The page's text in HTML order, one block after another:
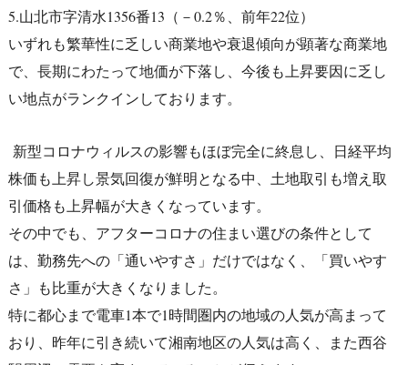
5.山北市字清水1356番13（－0.2％、前年22位）
いずれも繁華性に乏しい商業地や衰退傾向が顕著な商業地
で、長期にわたって地価が下落し、今後も上昇要因に乏し
い地点がランクインしております。
新型コロナウィルスの影響もほぼ完全に終息し、日経平均
株価も上昇し景気回復が鮮明となる中、土地取引も増え取
引価格も上昇幅が大きくなっています。
その中でも、アフターコロナの住まい選びの条件として
は、勤務先への「通いやすさ」だけではなく、「買いやす
さ」も比重が大きくなりました。
特に都心まで電車1本で1時間圏内の地域の人気が高まって
おり、昨年に引き続いて湘南地区の人気は高く、また西谷